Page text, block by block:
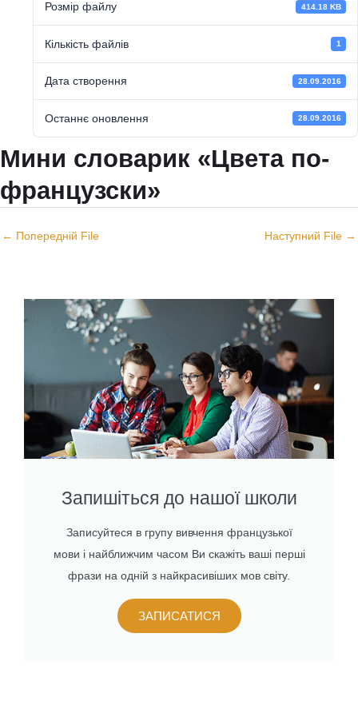
Розмір файлу 414.18 KB
Кількість файлів 1
Дата створення 28.09.2016
Останнє оновлення 28.09.2016
Мини словарик «Цвета по-
французски»
← Попередній File Наступний File →
Запишіться до нашої школи
Записуйтеся в групу вивчення французької
мови і найближчим часом Ви скажіть ваші перші
фрази на одній з найкрасивіших мов світу.
ЗАПИСАТИСЯ